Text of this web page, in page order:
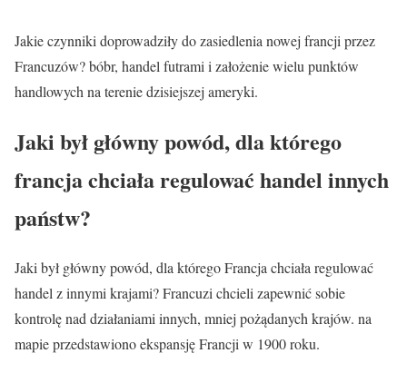
Jakie czynniki doprowadziły do zasiedlenia nowej francji przez
Francuzów? bóbr, handel futrami i założenie wielu punktów
handlowych na terenie dzisiejszej ameryki.
Jaki był główny powód, dla którego
francja chciała regulować handel innych
państw?
Jaki był główny powód, dla którego Francja chciała regulować
handel z innymi krajami? Francuzi chcieli zapewnić sobie
kontrolę nad działaniami innych, mniej pożądanych krajów. na
mapie przedstawiono ekspansję Francji w 1900 roku.